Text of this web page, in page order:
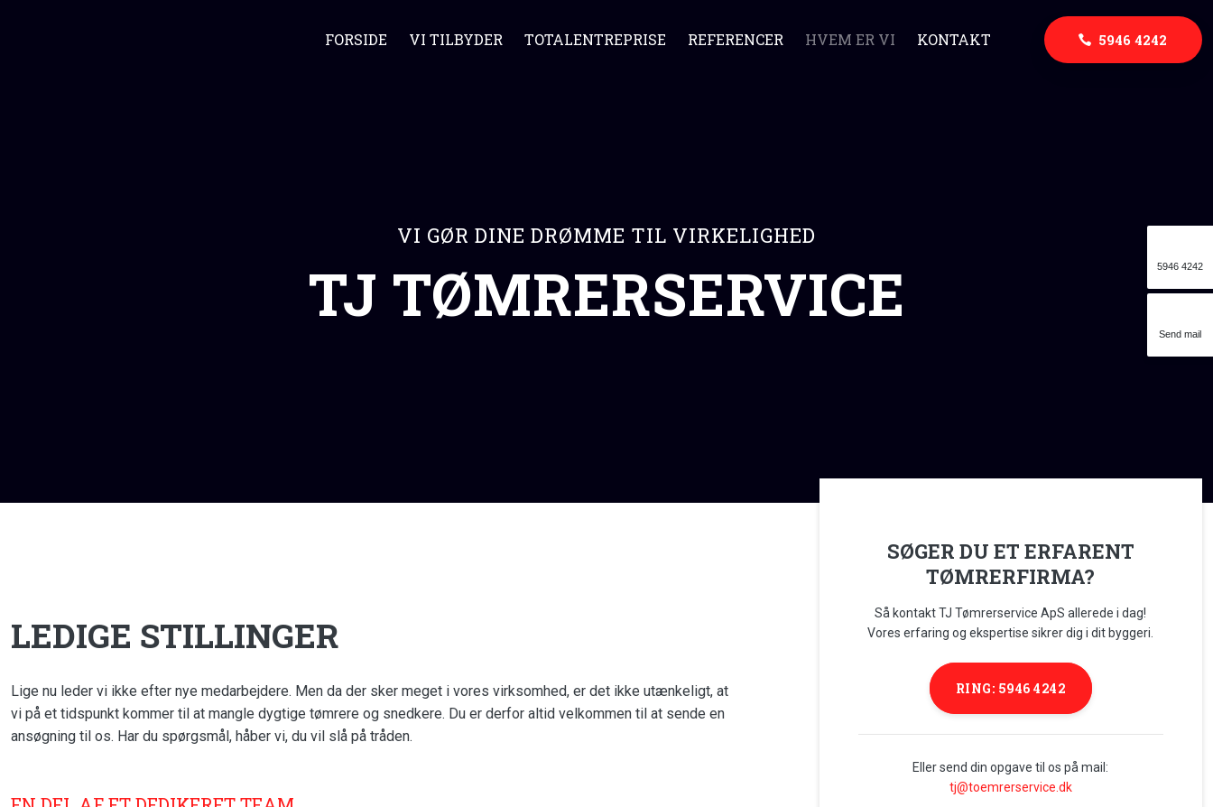
5946 4242
Send mail
FORSIDE VI TILBYDER TOTALENTREPRISE REFERENCER HVEM ER VI KONTAKT 5946 4242
VI GØR DINE DRØMME TIL VIRKELIGHED
TJ TØMRERSERVICE​
LEDIGE STILLINGER
Lige nu leder vi ikke efter nye medarbejdere. Men da der sker meget i vores virksomhed, er det ikke utænkeligt, at
vi på et tidspunkt kommer til at mangle dygtige tømrere og snedkere. Du er derfor altid velkommen til at sende en
ansøgning til os. Har du spørgsmål, håber vi, du vil slå på tråden.
SØGER DU ET ERFARENT
TØMRERFIRMA?
Så kontakt TJ Tømrerservice ApS allerede i dag!
Vores erfaring og ekspertise sikrer dig i dit byggeri.
RING: 5946 4242
Eller send din opgave til os på mail:
tj@toemrerservice.dk